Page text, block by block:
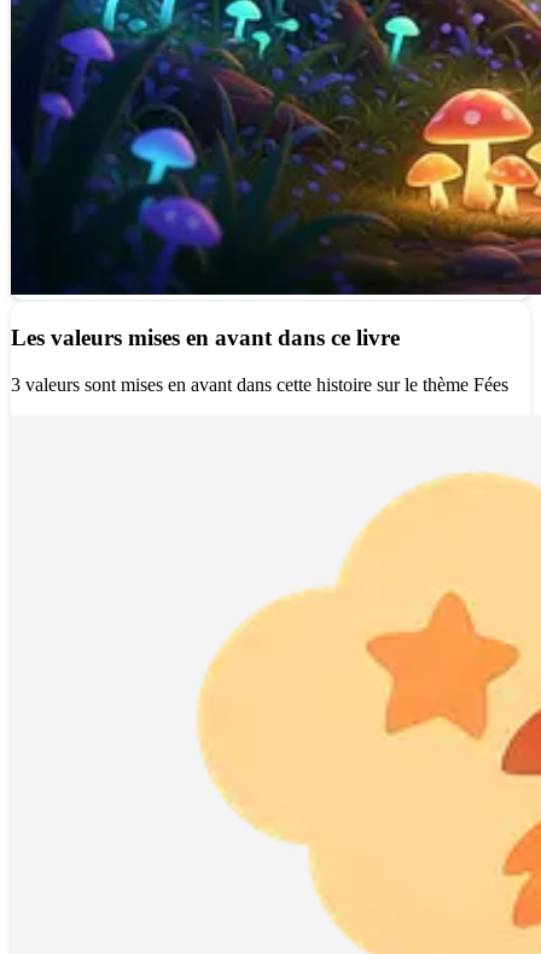
Les valeurs mises en avant dans ce livre
3 valeurs sont mises en avant dans cette histoire sur le thème Fées